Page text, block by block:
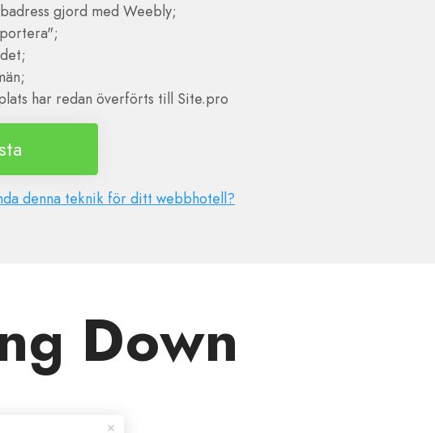
gjord med Weebly;
har redan överförts till Site.pro
denna teknik för ditt webbhotell?
Down